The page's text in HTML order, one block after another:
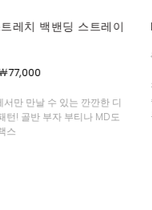
턱 버뮤다 하프 팬츠
더 여유롭고 우아하게, 여름
지 입어주셔요!